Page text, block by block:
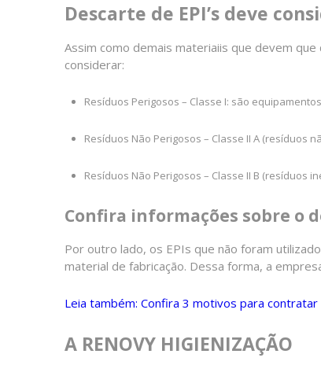
Descarte de EPI’s deve
Assim como demais materiaiis que devem
considerar:
Resíduos Perigosos – Classe I: são
Resíduos Não Perigosos – Classe II A (resíduos
Resíduos Não Perigosos – Classe II B (resíduos
Confira informações sobre o
Por outro lado, os EPIs que não foram
material de fabricação. Dessa forma, a
Leia também: Confira 3 motivos para
A RENOVY HIGIENIZAÇÃO